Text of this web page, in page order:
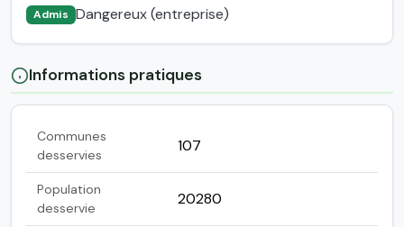
Admis Dangereux (entreprise)
Informations pratiques
Communes
desservies
107
Population
desservie
20280